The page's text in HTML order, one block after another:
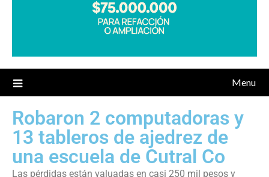
Menu
Robaron 2 computadoras y
13 tableros de ajedrez de
una escuela de Cutral Co
Las pérdidas están valuadas en casi 250 mil pesos y